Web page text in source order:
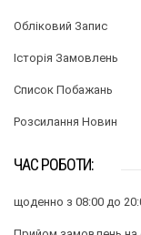
Обліковий Запис
Історія Замовлень
Список Побажань
Розсилання Новин
ЧАС РОБОТИ:
щоденно з 08:00 до